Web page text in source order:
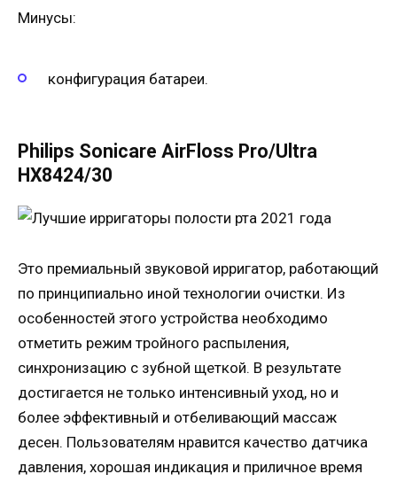
Минусы:
конфигурация батареи.
Philips Sonicare AirFloss Pro/Ultra
HX8424/30
Это премиальный звуковой ирригатор, работающий
по принципиально иной технологии очистки. Из
особенностей этого устройства необходимо
отметить режим тройного распыления,
синхронизацию с зубной щеткой. В результате
достигается не только интенсивный уход, но и
более эффективный и отбеливающий массаж
десен. Пользователям нравится качество датчика
давления, хорошая индикация и приличное время